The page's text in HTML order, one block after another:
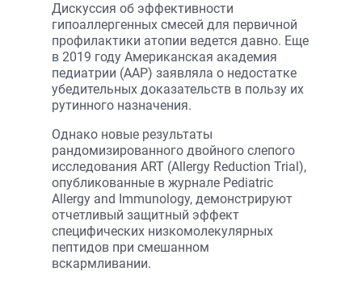
Дискуссия об эффективности
гипоаллергенных смесей для первичной
профилактики атопии ведется давно. Еще
в 2019 году Американская академия
педиатрии (AAP) заявляла о недостатке
убедительных доказательств в пользу их
рутинного назначения.
Однако новые результаты
рандомизированного двойного слепого
исследования ART (Allergy Reduction Trial),
опубликованные в журнале Pediatric
Allergy and Immunology, демонстрируют
отчетливый защитный эффект
специфических низкомолекулярных
пептидов при смешанном
вскармливании.